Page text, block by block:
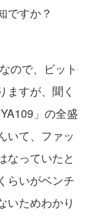
ですか？
ので、ビット
ますが、聞く
」の全盛
いて、ファッ
なっていたと
らいがベンチ
いためわかり